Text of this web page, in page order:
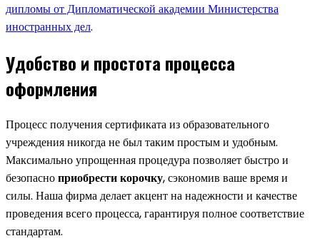
дипломы от Дипломатической академии Министерства
иностранных дел.
Удобство и простота процесса
оформления
Процесс получения сертификата из образовательного
учреждения никогда не был таким простым и удобным.
Максимально упрощенная процедура позволяет быстро и
безопасноприобрести корочку, сэкономив ваше время и
силы. Наша фирма делает акцент на надежности и качестве
проведения всего процесса, гарантируя полное соответствие
стандартам.